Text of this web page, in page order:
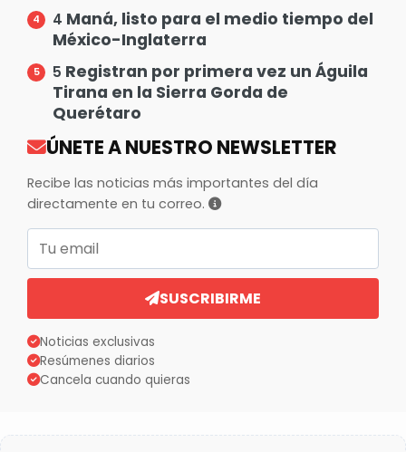
4 Maná, listo para el medio tiempo del
México-Inglaterra
5 Registran por primera vez un Águila
Tirana en la Sierra Gorda de
Querétaro
ÚNETE A NUESTRO NEWSLETTER
Recibe las noticias más importantes del día
directamente en tu correo.
Correo electrónico
SUSCRIBIRME
Noticias exclusivas
Resúmenes diarios
Cancela cuando quieras